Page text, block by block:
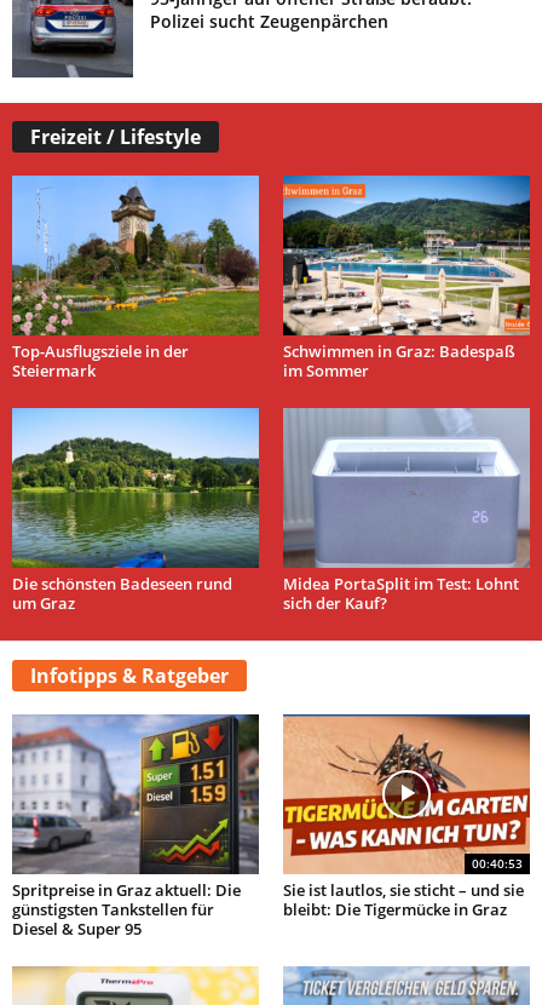
Polizei sucht Zeugenpärchen
Freizeit / Lifestyle
Top-Ausflugsziele in der
Steiermark
Schwimmen in Graz: Badespaß
im Sommer
Die schönsten Badeseen rund
um Graz
Midea PortaSplit im Test: Lohnt
sich der Kauf?
Infotipps & Ratgeber
Spritpreise in Graz aktuell: Die
günstigsten Tankstellen für
Diesel & Super 95
00:40:53
Sie ist lautlos, sie sticht – und sie
bleibt: Die Tigermücke in Graz